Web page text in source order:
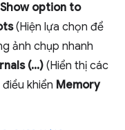
Show option to
(Hiện lựa chọn để
ảnh chụp nhanh
(...)(Hiển thị các
khiển Memory